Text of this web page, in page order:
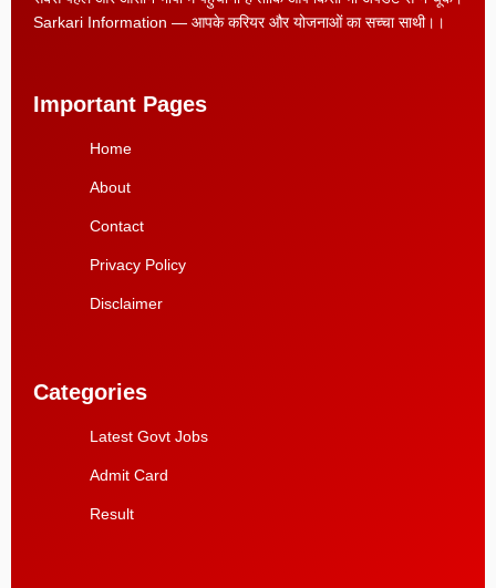
Sarkari Information — आपके करियर और योजनाओं का सच्चा साथी।।
Important Pages
Home
About
Contact
Privacy Policy
Disclaimer
Categories
Latest Govt Jobs
Admit Card
Result